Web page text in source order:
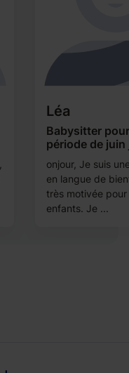
Léa
Babysitter
période de
onjour, Je suis
en langue de
très motivée
enfants. Je ...